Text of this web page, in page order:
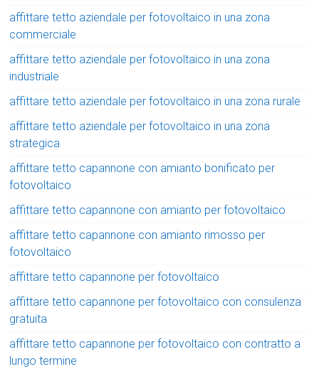
affittare tetto aziendale per fotovoltaico in una zona
commerciale
affittare tetto aziendale per fotovoltaico in una zona
industriale
affittare tetto aziendale per fotovoltaico in una zona rurale
affittare tetto aziendale per fotovoltaico in una zona
strategica
affittare tetto capannone con amianto bonificato per
fotovoltaico
affittare tetto capannone con amianto per fotovoltaico
affittare tetto capannone con amianto rimosso per
fotovoltaico
affittare tetto capannone per fotovoltaico
affittare tetto capannone per fotovoltaico con consulenza
gratuita
affittare tetto capannone per fotovoltaico con contratto a
lungo termine